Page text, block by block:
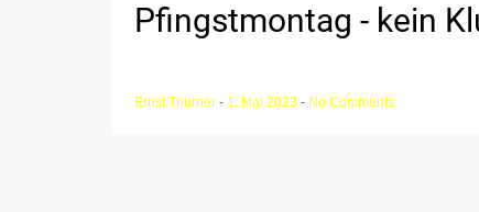
Pfingstmontag - kein
Ernst Thurner - 1. Mai 2023 - No Comments